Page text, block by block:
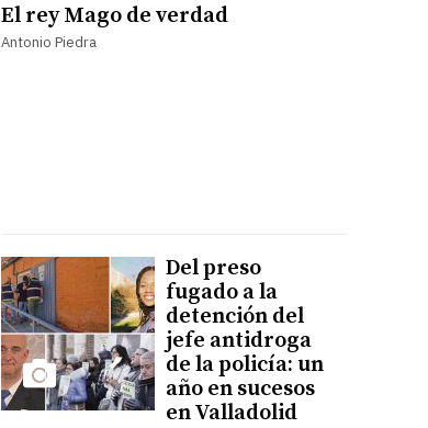
El rey Mago de verdad
Antonio Piedra
Del preso
fugado a la
detención del
jefe antidroga
de la policía: un
año en sucesos
en Valladolid